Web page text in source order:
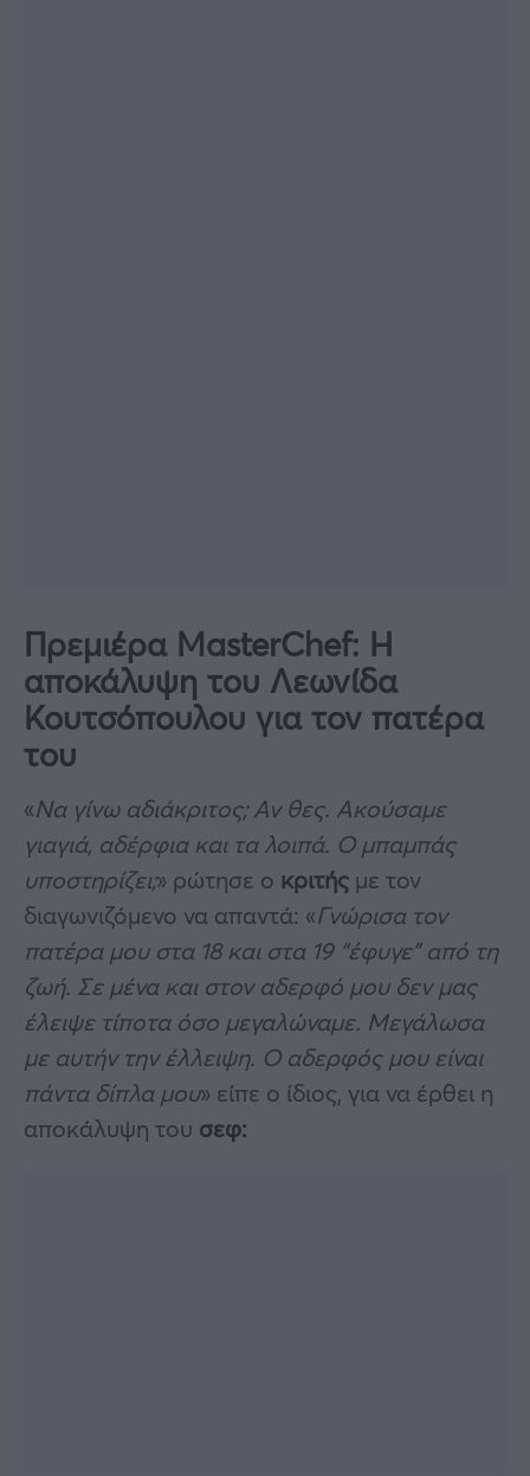
Πρεμιέρα MasterChef: Η
αποκάλυψη του Λεωνίδα
Κουτσόπουλου για τον πατέρα
του
«Να γίνω αδιάκριτος; Αν θες. Ακούσαμε
γιαγιά, αδέρφια και τα λοιπά. Ο μπαμπάς
υποστηρίζει;» ρώτησε ο κριτής με τον
διαγωνιζόμενο να απαντά: «Γνώρισα τον
πατέρα μου στα 18 και στα 19 “έφυγε” από τη
ζωή. Σε μένα και στον αδερφό μου δεν μας
έλειψε τίποτα όσο μεγαλώναμε. Μεγάλωσα
με αυτήν την έλλειψη. Ο αδερφός μου είναι
πάντα δίπλα μου» είπε ο ίδιος, για να έρθει η
αποκάλυψη του σεφ: